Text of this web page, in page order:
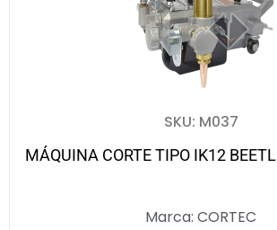
SKU: M037
MÁQUINA CORTE TIPO IK12
Marca: CORTEC